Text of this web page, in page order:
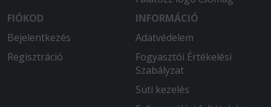
FIÓKOD
Bejelentkezés
Regisztráció
INFORMÁCIÓ
Adatvédelem
Fogyasztói Értékelési
Szabályzat
Süti kezelés